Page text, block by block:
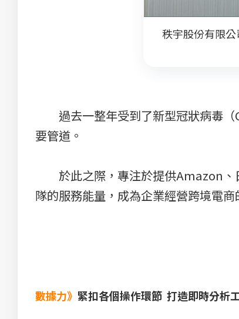
秩宇股份有限
過去一整年受到了新型冠狀病毒（
要管道。
於此之際，專注於提供Amazon、
隊的服務能量，成為企業經營跨境電商
數據力》 緊扣各個操作環節 打造即時分析